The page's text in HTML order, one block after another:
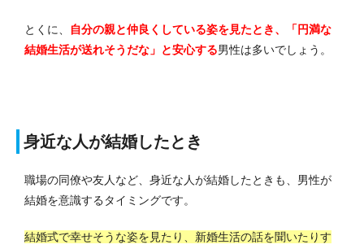
とくに、
自分の親と仲良くしている姿を見たとき、「円満な
結婚生活が送れそうだな」と安心する男性は多いでしょう。
身近な人が結婚したとき
職場の同僚や友人など、身近な人が結婚したときも、男性が
結婚を意識するタイミングです。
結婚式で幸せそうな姿を見たり、新婚生活の話を聞いたりす